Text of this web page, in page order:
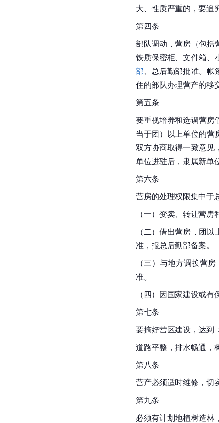
大、性质严重的，要追
第四条
部队调动，营房（包括
铁质保密柜、文件箱、
部 、总后勤部批准。
住的部队办理营产的移
第五条
要重视培养和选调营房
当于团）以上单位的营
双方协商取得一致意见
单位进驻后，隶属新单
第六条
营房的处理权限集中于
（一）变卖、转让营
（二）借出营房，团
准，报总后勤部备案。
（三）与地方调换营
准。
（四）因国家建设或
第七条
要搞好营区建设，达到
道路平整，排水畅通，
第八条
营产必须适时维修，切
第九条
必须有计划地植树造林